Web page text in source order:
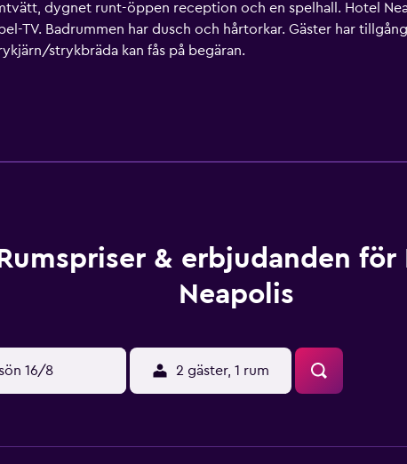
dygnet runt-öppen reception och en spelhall. Hotel
TV. Badrummen har dusch och hårtorkar. Gäster har
strykbräda kan fås på begäran.
& erbjudanden för
Neapolis
16/8 2 gäster, 1 rum